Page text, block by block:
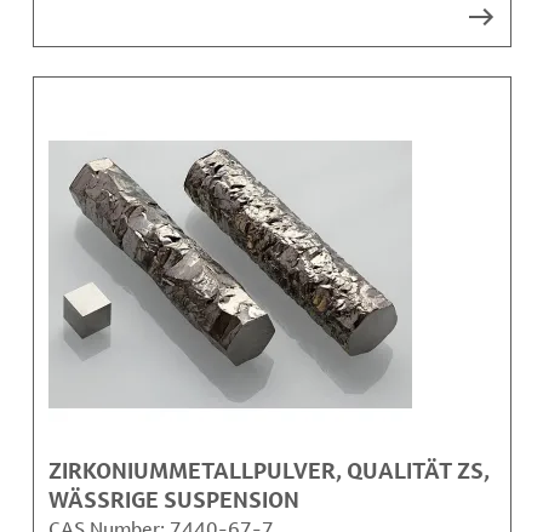
ZIRKONIUMMETALLPULVER, QUALITÄT ZS,
WÄSSRIGE SUSPENSION